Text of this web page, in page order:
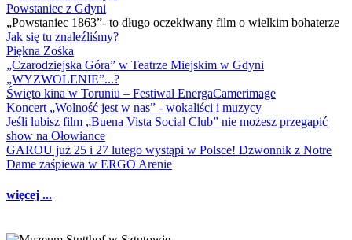
Powstaniec z Gdyni
„Powstaniec 1863”- to długo oczekiwany film o wielkim bohaterze
Jak się tu znaleźliśmy?
Piękna Zośka
„Czarodziejska Góra” w Teatrze Miejskim w Gdyni
„WYZWOLENIE”...?
Święto kina w Toruniu – Festiwal EnergaCamerimage
Koncert „Wolność jest w nas” - wokaliści i muzycy
Jeśli lubisz film „Buena Vista Social Club” nie możesz przegapić
show na Ołowiance
GAROU już 25 i 27 lutego wystąpi w Polsce! Dzwonnik z Notre
Dame zaśpiewa w ERGO Arenie
więcej ...